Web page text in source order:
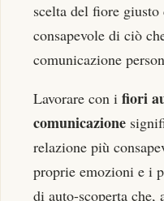
scelta del fiore
consapevole di ciò
comunicazione
Lavorare con i fiori
comunicazione
relazione più
proprie emozioni e i
di auto-scoperta che,